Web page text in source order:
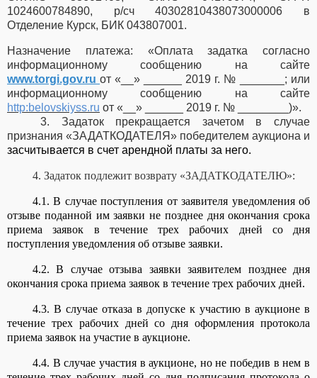
1024600784890, р/сч 40302810438073000006 в
Отделение Курск, БИК 043807001.
Назначение платежа: «Оплата задатка согласно
информационному сообщению на сайте
www.torgi.gov.ru от «__» ______ 2019 г. № _______; или
информационному сообщению на сайте
http:belovskiyss.ru от «__» ______ 2019 г. № ________)».
3. Задаток прекращается зачетом в случае
признания «ЗАДАТКОДАТЕЛЯ» победителем аукциона и
засчитывается в счет арендной платы за него.
4. Задаток подлежит возврату «ЗАДАТКОДАТЕЛЮ»:
4.1. В случае поступления от заявителя уведомления об
отзыве поданной им заявки не позднее дня окончания срока
приема заявок в течение трех рабочих дней со дня
поступления уведомления об отзыве заявки.
4.2. В случае отзыва заявки заявителем позднее дня
окончания срока приема заявок в течение трех рабочих дней.
4.3. В случае отказа в допуске к участию в аукционе в
течение трех рабочих дней со дня оформления протокола
приема заявок на участие в аукционе.
4.4. В случае участия в аукционе, но не победив в нем в